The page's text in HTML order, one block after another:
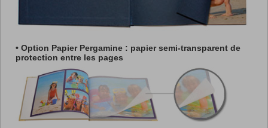
• Option Papier Pergamine : papier semi-transparent de
protection entre les pages